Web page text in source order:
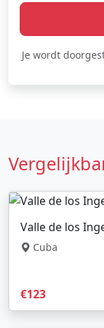
Je wordt
Valle de los
Cuba
€123